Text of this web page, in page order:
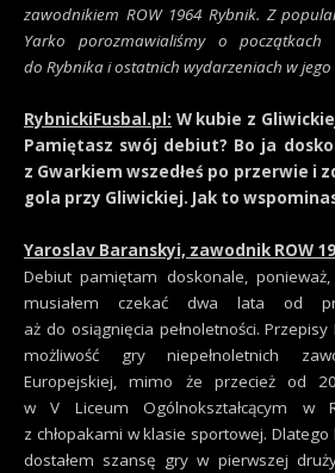
zawodnikiem ROW 1964 Rybnik. Z
Yarko porozmawialiśmy o początkach
do Rybnika i ostatnich wydarzeniach w jego
RybnickiFusbal.pl: W kubie z
Pamiętasz swój debiut? Bo ja
z Gwarkiem wszedłeś po przerwie i
gola przy Gliwickiej. Jak to
Yaroslav Baranskyi, zawodnik ROW
Debiut pamiętam doskonale,
musiałem czekać dwa lata od
aż do osiągnięcia pełnoletności.
możliwość gry niepełnoletnich
Europejskiej, mimo że przecież od
w V Liceum Ogólnokształcącym w
z chłopakami w klasie sportowej.
dostałem szansę gry w pierwszej